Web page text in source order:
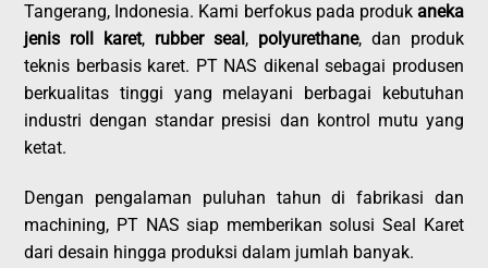
Tangerang, Indonesia. Kami berfokus pada produk aneka
jenis roll karet, rubber seal , polyurethane, dan produk
teknis berbasis karet. PT NAS dikenal sebagai produsen
berkualitas tinggi yang melayani berbagai kebutuhan
industri dengan standar presisi dan kontrol mutu yang
ketat.
Dengan pengalaman puluhan tahun di fabrikasi dan
machining, PT NAS siap memberikan solusi Seal Karet
dari desain hingga produksi dalam jumlah banyak.